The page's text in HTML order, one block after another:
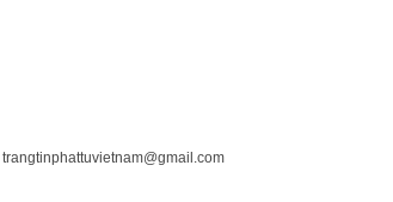
trangtinphattuvietnam@gmail.com